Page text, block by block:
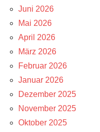
Juni 2026
Mai 2026
April 2026
März 2026
Februar 2026
Januar 2026
Dezember 2025
November 2025
Oktober 2025